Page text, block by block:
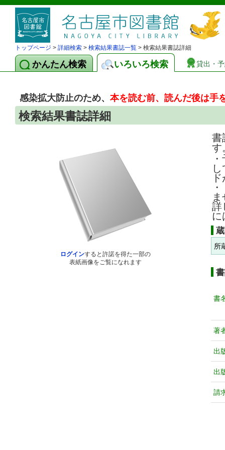
トップページ > 詳細検索 > 検索結果書誌一覧 > 検索結果書誌詳細
かんたん検索 いろいろ検索 貸出・
感染拡大防止のため、本を読む前、読んだ後は手
検索結果書誌詳細
ログインすると許諾を得た一部の
表紙画像をご覧になれます
書
す
詳
に
所
書
著
出
出
請